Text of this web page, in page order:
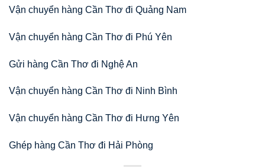
Vận chuyển hàng Cần Thơ đi Quảng Nam
Vận chuyển hàng Cần Thơ đi Phú Yên
Gửi hàng Cần Thơ đi Nghệ An
Vận chuyển hàng Cần Thơ đi Ninh Bình
Vận chuyển hàng Cần Thơ đi Hưng Yên
Ghép hàng Cần Thơ đi Hải Phòng